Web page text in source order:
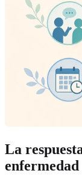
La
enfermedad